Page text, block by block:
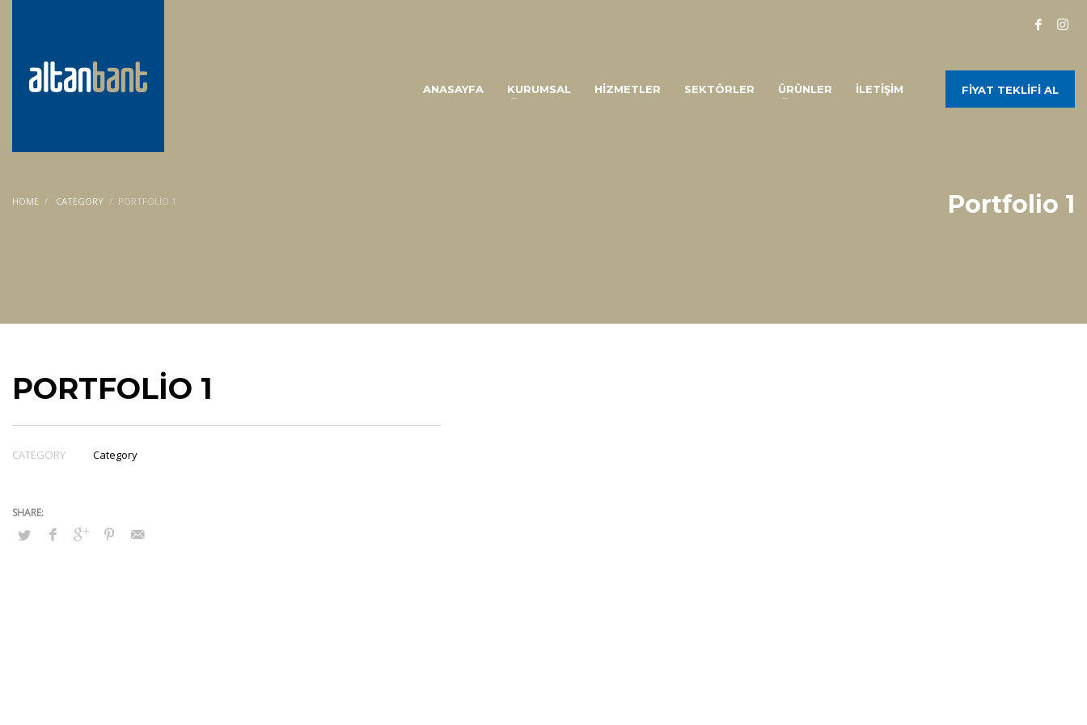
ANASAYFA KURUMSAL HİZMETLER SEKTÖRLER ÜRÜNLER İLETİŞİM FİYAT TEKLİFİ AL
HOME CATEGORY PORTFOLIO 1 Portfolio 1
PORTFOLIO 1
CATEGORY Category